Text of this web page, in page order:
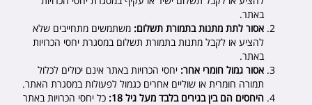
באתר.
אסור לתת מתנות בתמורת תשלום: משתמשים מתחייבים שלא
להציע או לקבל מתנות בתמורת תשלום במסגרת יחסי הכרויות
באתר.
אסור גמול חומרי אחר: יחסי הכרויות באתר אינם יכולים לכלול
תמורה חומרית או שוליים אחרים כגמול לפעולות במסגרת האתר.
היחסים הם בין בגירים בלבד מעל גיל 18:
כל יחסי הכרויות באתר